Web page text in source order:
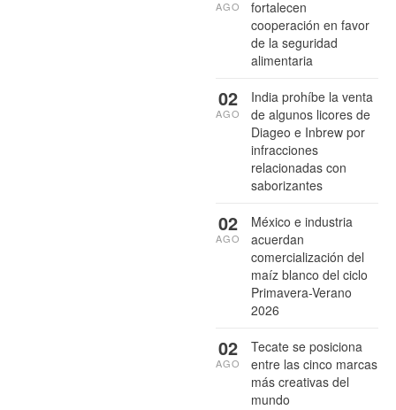
fortalecen
cooperación en favor
de la seguridad
alimentaria
AGO
India prohíbe la venta
de algunos licores de
Diageo e Inbrew por
infracciones
relacionadas con
saborizantes
02
AGO
México e industria
acuerdan
comercialización del
maíz blanco del ciclo
Primavera-Verano
2026
02
AGO
Tecate se posiciona
entre las cinco marcas
más creativas del
mundo
02
AGO